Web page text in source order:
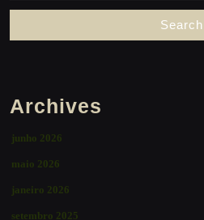
Archives
junho 2026
maio 2026
janeiro 2026
setembro 2025